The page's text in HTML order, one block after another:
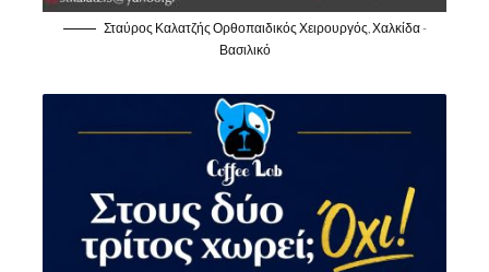
Σταύρος Καλατζής Ορθοπαιδικός Χειρουργός, Χαλκίδα -
Βασιλικό